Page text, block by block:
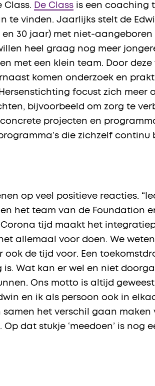
Class. De Class is een coaching
te vinden. Jaarlijks stelt de
30 jaar) met niet-aangeboren
heel graag nog meer
met een klein team. Door
komen onderzoek en
focust zich meer
bijvoorbeeld om zorg te
projecten en
die zichzelf
op veel positieve reacties.
het team van de Foundation
tijd maakt het
allemaal voor doen. We
de tijd voor. Een
Wat kan er wel en niet
Ons motto is altijd geweest
en ik als persoon ook in
het verschil gaan maken
dat stukje ‘meedoen’ is nog